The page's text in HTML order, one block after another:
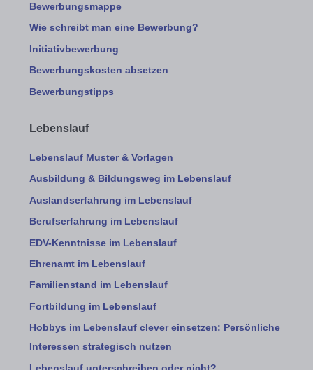
Bewerbungsmappe
Wie schreibt man eine Bewerbung?
Initiativbewerbung
Bewerbungskosten absetzen
Bewerbungstipps
Lebenslauf
Lebenslauf Muster & Vorlagen
Ausbildung & Bildungsweg im Lebenslauf
Auslandserfahrung im Lebenslauf
Berufserfahrung im Lebenslauf
EDV-Kenntnisse im Lebenslauf
Ehrenamt im Lebenslauf
Familienstand im Lebenslauf
Fortbildung im Lebenslauf
Hobbys im Lebenslauf clever einsetzen: Persönliche
Interessen strategisch nutzen